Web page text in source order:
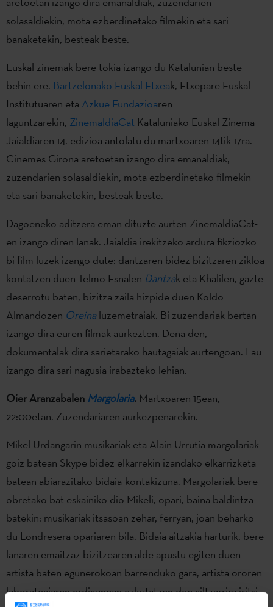
solasaldiekin, mota ezberdinetako filmekin eta sari
banaketekin, besteak beste.
Euskal zinemak bere tokia izango du Katalunian beste
behin ere. Bartzelonako Euskal Etxeak, Etxepare Euskal
Institutuaren eta Azkue Fundazioaren
laguntzarekin, ZinemaldiaCat Kataluniako Euskal Zinema
Jaialdiaren 14. edizioa antolatu du martxoaren 14tik 17ra.
Cinemes Girona aretoetan izango dira emanaldiak,
zuzendarien solasaldiekin, mota ezberdinetako filmekin
eta sari banaketekin, besteak beste.
Dagoeneko aditzera eman dituzte aurten ZinemaldiaCat-
en izango diren lanak. Jaialdia irekitzeko ardura fikziozko
bi film luzek izango dute: dantzaren bidez bizitzaren zikloa
kontatzen duen Telmo Esnalen Dantzak eta Khalilen, gazte
deserrotu baten, bizitza zaila hizpide duen Koldo
Almandozen Oreinaluzemetraiak. Bi zuzendariak bertan
izango dira euren filmak aurkezten. Dena den,
dokumentalak dira sarietarako hautagaiak aurtengoan. Lau
izango dira sari nagusia irabazteko lehian.
Oier Aranzabalen Margolaria. Martxoaren 15ean,
22:00etan. Zuzendariaren aurkezpenarekin.
Mikel Urdangarin musikariak eta Alain Urrutia margolariak
goiz batean Skype bidez elkarrekin izandako elkarrizketa
batean abiarazitako bidaia-kontakizuna. Margolariak bere
obretako bat eskainiko dio Mikeli, opari, baina baldintza
batekin: musikariak itsasoan zehar, ferryan, joan beharko
du Londresera opariaren bila. Bidaia aitzakia harturik, bere
lanaren emaitzaz bizitzearen alde apustu egiten duen
artista baten egunerokoan barrenduko gara, artista ororen
laborategiaren erdigunean ezkutatzen den giltzarrira iritsi